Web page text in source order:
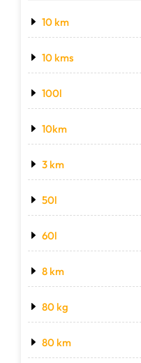
10 km
10 kms
100l
10km
3 km
50l
60l
8 km
80 kg
80 km